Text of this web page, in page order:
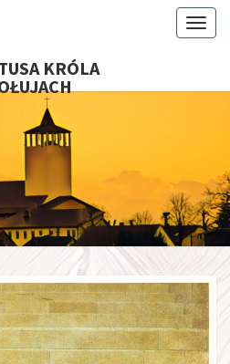
KRÓLA
W